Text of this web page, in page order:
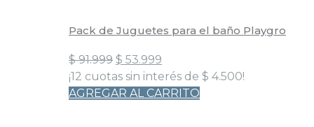
Pack de Juguetes para el baño Playgro
$91.999 El
precio
original
$ 53.999
precio
actual
¡12 cuotas sin interés de $ 4.500!
AGREGAR AL CARRITO